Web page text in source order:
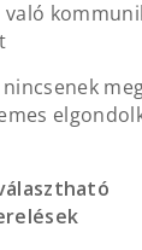
való